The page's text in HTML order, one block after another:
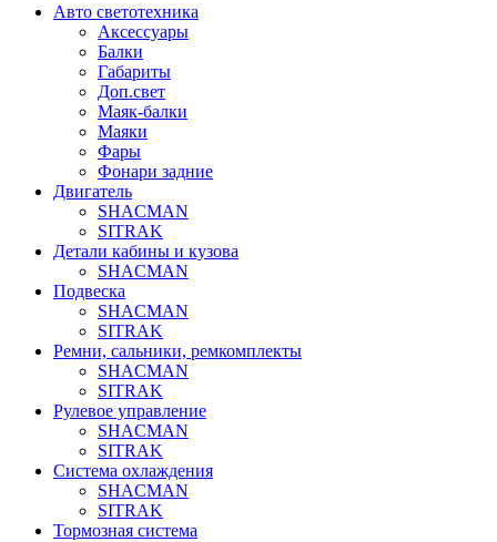
Авто светотехника
Аксессуары
Балки
Габариты
Доп.свет
Маяк-балки
Маяки
Фары
Фонари задние
Двигатель
SHACMAN
SITRAK
Детали кабины и кузова
SHACMAN
Подвеска
SHACMAN
SITRAK
Ремни, сальники, ремкомплекты
SHACMAN
SITRAK
Рулевое управление
SHACMAN
SITRAK
Система охлаждения
SHACMAN
SITRAK
Тормозная система